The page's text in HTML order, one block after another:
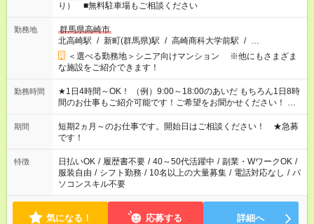
り） ■無料駐車場もご相談ください
勤務地
群馬県高崎市
北高崎駅 / 新町(群馬県)駅 / 高崎商科大学前駅 / …
＜選べる勤務地＞シニア向けマンション ※他にもさまざま
な施設をご紹介できます！
勤務時間
★1日4時間～OK！ （例）9:00～18:00のあいだ もちろん1日8時
間のお仕事もご紹介可能です！ご希望をお聞かせください！ ★
家庭の都合でお休みが必要な場合も遠慮なくご相談ください。
※週最低15時間以上の勤務が必要です
期間
短期2ヵ月～のお仕事です。開始日はご相談ください！ ★急募
です！
特徴 日払いOK / 履歴書不要 / 40～50代活躍中 / 副業・WワークOK /
服装自由 / シフト勤務 / 10名以上の大量募集 / 電話対応なし / パ
ソコンスキル不要
気になる！ 応募する 詳細へ